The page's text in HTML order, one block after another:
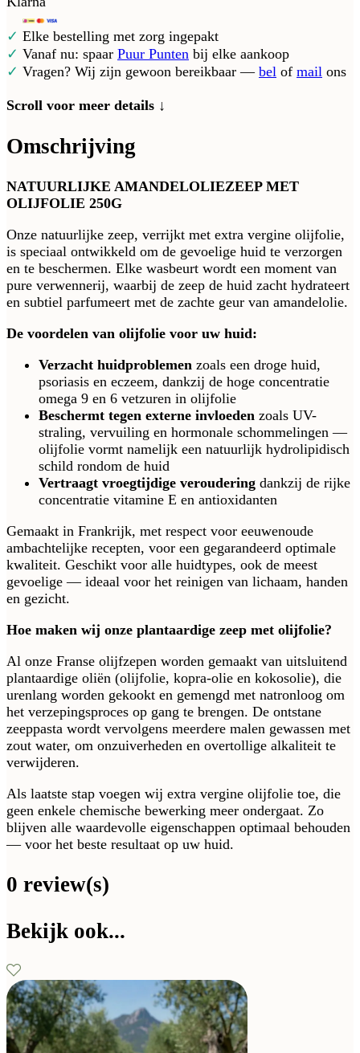
✓ Elke bestelling met zorg ingepakt
✓ Vanaf nu: spaar Puur Punten bij elke aankoop
✓ Vragen? Wij zijn gewoon bereikbaar — bel of mail ons
Scroll voor meer details ↓
Omschrijving
NATUURLIJKE AMANDELOLIEZEEP MET
OLIJFOLIE 250G
Onze natuurlijke zeep, verrijkt met extra vergine olijfolie,
is speciaal ontwikkeld om de gevoelige huid te verzorgen
en te beschermen. Elke wasbeurt wordt een moment van
pure verwennerij, waarbij de zeep de huid zacht hydrateert
en subtiel parfumeert met de zachte geur van amandelolie.
De voordelen van olijfolie voor uw huid:
Verzacht huidproblemen zoals een droge huid,
psoriasis en eczeem, dankzij de hoge concentratie
omega 9 en 6 vetzuren in olijfolie
Beschermt tegen externe invloeden zoals UV-
straling, vervuiling en hormonale schommelingen —
olijfolie vormt namelijk een natuurlijk hydrolipidisch
schild rondom de huid
Vertraagt vroegtijdige veroudering dankzij de rijke
concentratie vitamine E en antioxidanten
Gemaakt in Frankrijk, met respect voor eeuwenoude
ambachtelijke recepten, voor een gegarandeerd optimale
kwaliteit. Geschikt voor alle huidtypes, ook de meest
gevoelige — ideaal voor het reinigen van lichaam, handen
en gezicht.
Hoe maken wij onze plantaardige zeep met olijfolie?
Al onze Franse olijfzepen worden gemaakt van uitsluitend
plantaardige oliën (olijfolie, kopra-olie en kokosolie), die
urenlang worden gekookt en gemengd met natronloog om
het verzepingsproces op gang te brengen. De ontstane
zeeppasta wordt vervolgens meerdere malen gewassen met
zout water, om onzuiverheden en overtollige alkaliteit te
verwijderen.
Als laatste stap voegen wij extra vergine olijfolie toe, die
geen enkele chemische bewerking meer ondergaat. Zo
blijven alle waardevolle eigenschappen optimaal behouden
— voor het beste resultaat op uw huid.
0 review(s)
Bekijk ook...